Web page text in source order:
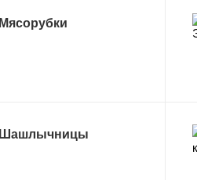
Мясорубки
Шашлычницы